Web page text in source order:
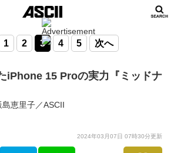
1 2 3 4 5 次へ
iPhone 15 Proの実力『ミッドナ
恵里子／ASCII
2024年03月07日 07時30分更新